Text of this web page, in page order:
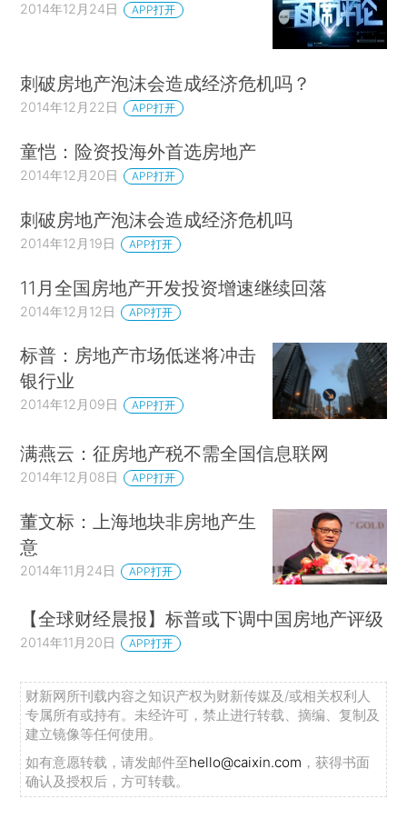
2014年12月24日 APP打开
刺破房地产泡沫会造成经济危机吗？
2014年12月22日 APP打开
童恺：险资投海外首选房地产
2014年12月20日 APP打开
刺破房地产泡沫会造成经济危机吗
2014年12月19日 APP打开
11月全国房地产开发投资增速继续回落
2014年12月12日 APP打开
标普：房地产市场低迷将冲击
银行业
2014年12月09日 APP打开
满燕云：征房地产税不需全国信息联网
2014年12月08日 APP打开
董文标：上海地块非房地产生
意
2014年11月24日 APP打开
【全球财经晨报】标普或下调中国房地产评级
2014年11月20日 APP打开
财新网所刊载内容之知识产权为财新传媒及/或相关权利人
专属所有或持有。未经许可，禁止进行转载、摘编、复制及
建立镜像等任何使用。
如有意愿转载，请发邮件至hello@caixin.com ，获得书面
确认及授权后，方可转载。